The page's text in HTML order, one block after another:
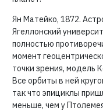
Ян Матейко, 1872.
Ягеллонский
полностью
момент
точки зрения, модель
Все орбиты в ней
так что эпициклы
меньше, чем у